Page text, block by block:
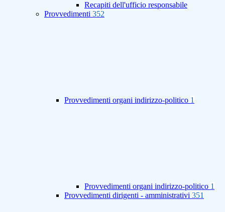
Recapiti dell'ufficio responsabile
Provvedimenti 352
Provvedimenti organi indirizzo-politico 1
Provvedimenti organi indirizzo-politico 1
Provvedimenti dirigenti - amministrativi 351